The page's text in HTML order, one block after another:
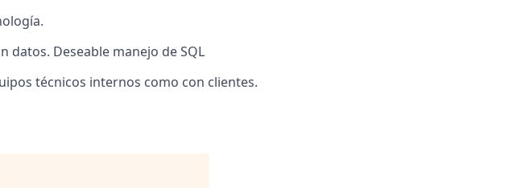
datos. Deseable manejo de SQL
técnicos internos como con clientes.